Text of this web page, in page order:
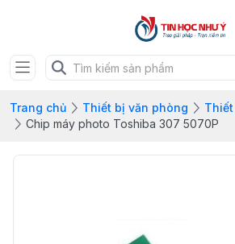
Trang chủ Thiết bị văn phòng
Chip máy photo Toshiba 307 5070P